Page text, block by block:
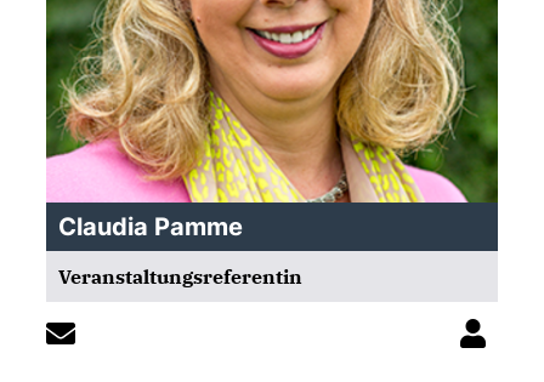
Claudia Pamme
Veranstaltungsreferentin